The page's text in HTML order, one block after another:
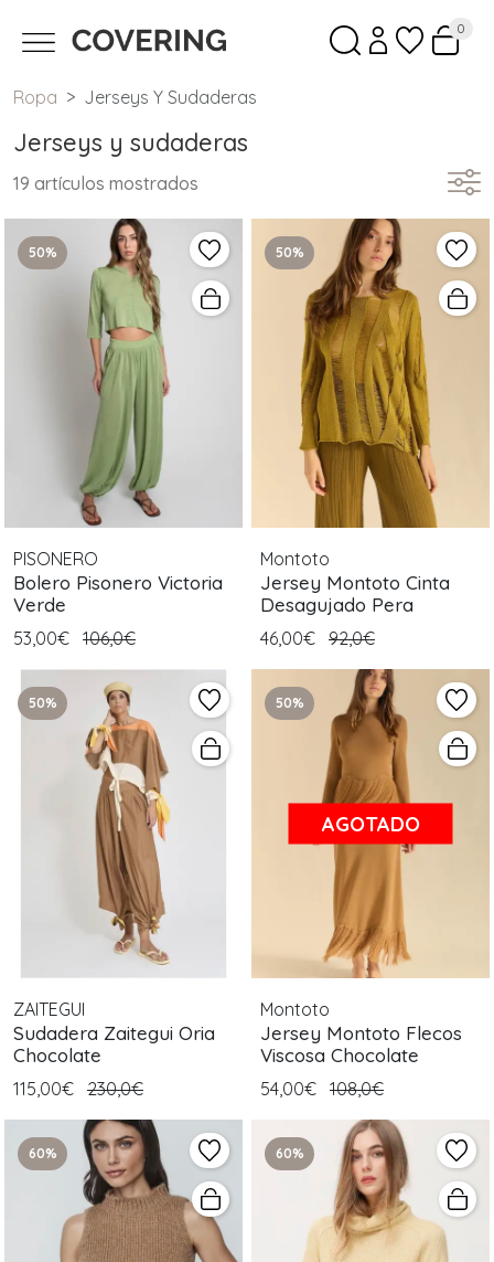
0
Ropa Jerseys Y Sudaderas
Jerseys y sudaderas
19 artículos mostrados
50%
PISONERO
Bolero Pisonero Victoria
Verde
53,00€ 106,0€
50%
Montoto
Jersey Montoto Cinta
Desagujado Pera
46,00€ 92,0€
50%
ZAITEGUI
Sudadera Zaitegui Oria
Chocolate
115,00€ 230,0€
50%
AGOTADO
Montoto
Jersey Montoto Flecos
Viscosa Chocolate
54,00€ 108,0€
60% 60%